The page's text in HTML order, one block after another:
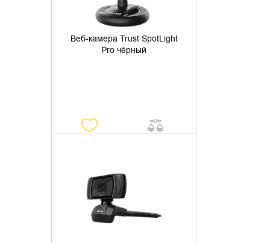
Веб-камера Trust SpotLight
Pro чёрный